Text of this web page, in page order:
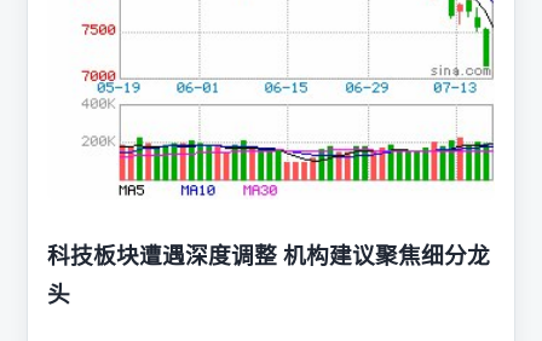
科技板块遭遇深度调整 机构建议聚焦细分龙
头